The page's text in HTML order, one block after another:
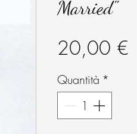
Married"
20,00 €
Quantità *